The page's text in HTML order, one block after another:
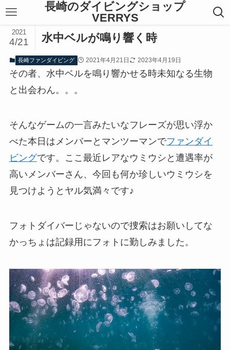
長崎のダイビングショップ
VERRYS
水中ベルが鳴り響く時
2021
4/21
長崎ファンダイビング 2021年4月21日 2023年4月19日
その者、水中ベルを鳴り響かせる時未知なる生物
と出会わん。。。
そんなゲームの一言みたいなフレーズが思い浮か
べた本日はメンバーとマンツーマンでファンダイ
ビングです。ここ最近レアなウミウシと遭遇率が
高いメンバーさん、今回も何か珍しいウミウシを
見つけようとヤル気満々です♪
フォトダイバーじゃないので捜索はお願いしてな
かっちょは記録用にフォトに勤しみました。